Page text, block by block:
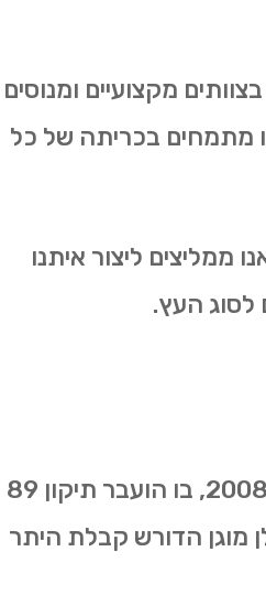
מקצועיים ומנוסים
מתמחים בכריתה של כל
ליצור איתנו
העץ.
המחוקק הישראלי הניח קווי מנחה ברורים לגבי כל הקשור בכריתת וגיזום עצים. החל משנת 2008, בו הועבר תיקון 89
מוגן הדורש קבלת היתר